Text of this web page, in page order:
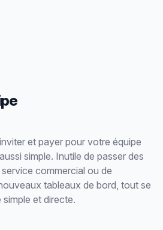
et payer pour votre équipe
simple. Inutile de passer des
commercial ou de
tableaux de bord, tout se
et directe.